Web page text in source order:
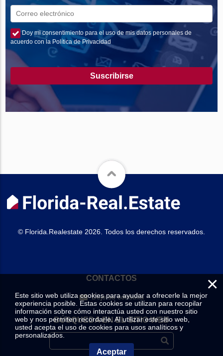
Doy mi consentimiento para el uso de mis datos personales de
acuerdo con la Política de Privacidad
Suscribirse
© Florida.Realestate 2026. Todos los derechos reservados.
CONTACTOS
Deje su consulta
BÚSQUEDA EN EL SITIO WEB
×
Este sitio web utiliza cookies para ayudar a ofrecerle la mejor
experiencia posible. Estas cookies se utilizan para recopilar
información sobre cómo interactúa usted con nuestro sitio
web y nos permiten recordarle. Al utilizar este sitio web,
usted acepta el uso de cookies para usos analíticos y
personalizados.
Aceptar